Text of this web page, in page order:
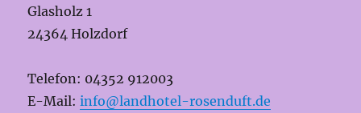
Glasholz 1
24364 Holzdorf
Telefon: 04352 912003
E-Mail:info@landhotel-rosenduft.de